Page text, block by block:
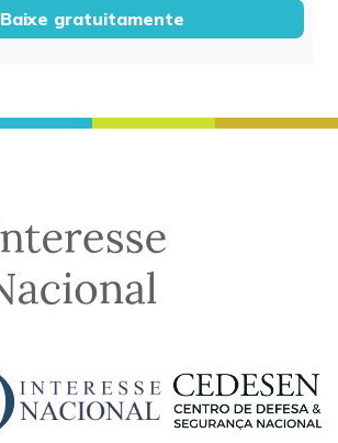
Baixe gratuitamente